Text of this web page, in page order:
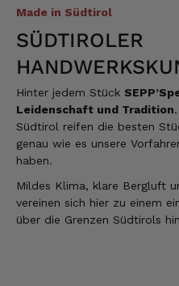
Made in Südtirol
SÜDTIROLER
Hinter jedem Stück
Leidenschaft und Tradition
Südtirol reifen die besten
genau wie es unsere
haben.
Mildes Klima, klare Bergluft
vereinen sich hier zu einem
über die Grenzen Südtirols